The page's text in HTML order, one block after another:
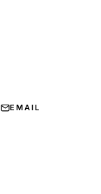
EMAIL